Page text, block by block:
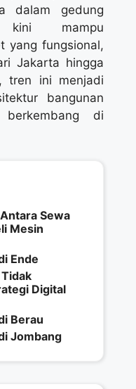
dalam gedung
kini mampu
yang fungsional,
Jakarta hingga
, tren ini menjadi
bangunan
di
Sewa
Mesin
Ende
Digital
Berau
Jombang